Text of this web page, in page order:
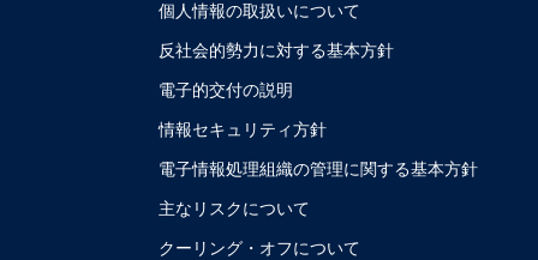
個人情報の取扱いについて
反社会的勢力に対する基本方針
電子的交付の説明
情報セキュリティ方針
電子情報処理組織の管理に関する基本方針
主なリスクについて
クーリング・オフについて